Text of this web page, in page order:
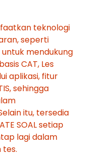
teknologi
seperti
untuk mendukung
CAT, Les
aplikasi, fitur
sehingga
itu, tersedia
SOAL setiap
lagi dalam
tes.